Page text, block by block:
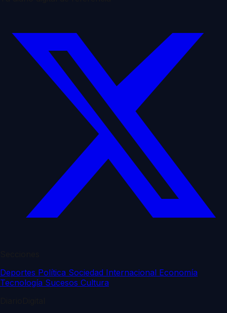
Deportes Política Sociedad Internacional Economía
Tecnología Sucesos Cultura